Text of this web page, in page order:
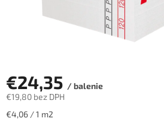
€24,35 / balenie
€19,80 bez DPH
Jednotková
€4,06 / 1 m2